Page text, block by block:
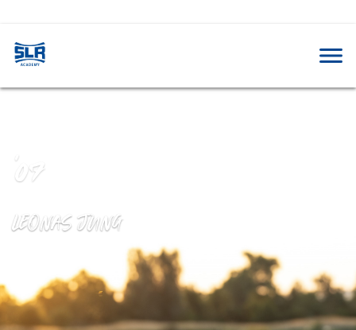
'07
LEONAS JUNG